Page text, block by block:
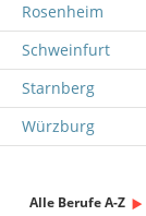
Rosenheim
Schweinfurt
Starnberg
Würzburg
Alle Berufe A-Z